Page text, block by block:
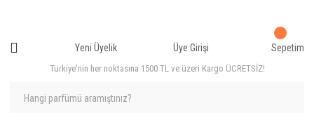
Türkiye'nin her noktasına 1500 TL ve üzeri Kargo ÜCRETSİZ!
Yeni Üyelik Üye Girişi Sepetim